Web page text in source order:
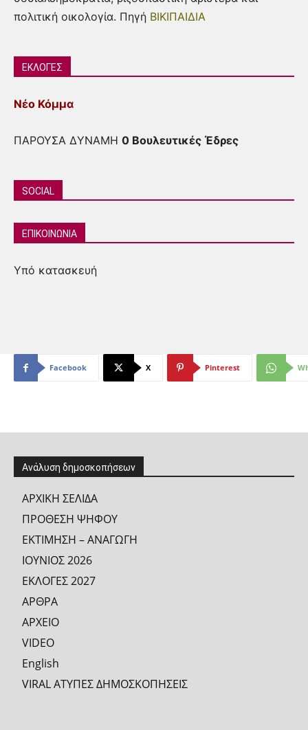
πολιτική οικολογία. Πηγή ΒΙΚΙΠΑΙΔΙΑ
ΕΚΛΟΓΕΣ
Νέο Κόμμα
ΠΑΡΟΥΣΑ ΔΥΝΑΜΗ 0 Βουλευτικές Έδρες
SOCIAL
ΕΠΙΚΟΙΝΩΝΙΑ
Υπό κατασκευή
Facebook X Pinterest
Ανάλυση δημοσκοπήσεων
ΑΡΧΙΚΗ ΣΕΛΙΔΑ
ΠΡΟΘΕΣΗ ΨΗΦΟΥ
ΕΚΤΙΜΗΣΗ – ΑΝΑΓΩΓΗ
ΙΟΥΝΙΟΣ 2026
ΕΚΛΟΓΕΣ 2027
ΑΡΘΡΑ
ΑΡΧΕΙΟ
VIDEO
English
VIRAL ΑΤΥΠΕΣ ΔΗΜΟΣΚΟΠΗΣΕΙΣ